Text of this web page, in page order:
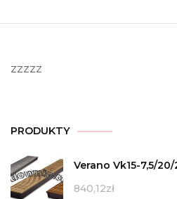
zzzzz
PRODUKTY
Verano Vk15-7,5/
840,12zł